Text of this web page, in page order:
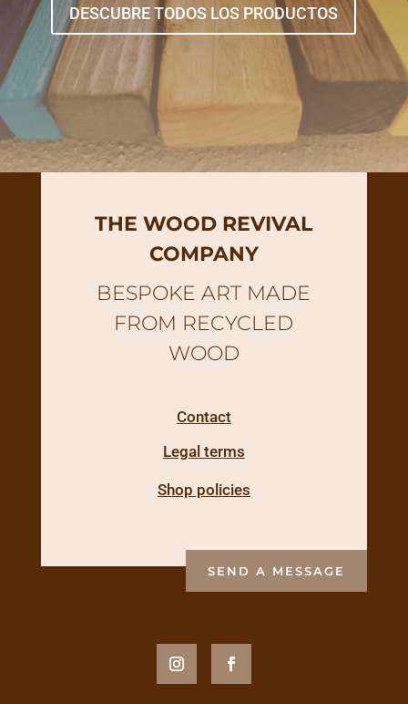
DESCUBRE TODOS LOS PRODUCTOS
THE WOOD REVIVAL
COMPANY
BESPOKE ART MADE
FROM RECYCLED
WOOD
Contact
Legal terms
Shop policies
SEND A MESSAGE